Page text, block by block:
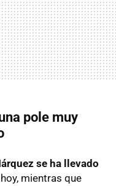
pole muy
se ha llevado
mientras que